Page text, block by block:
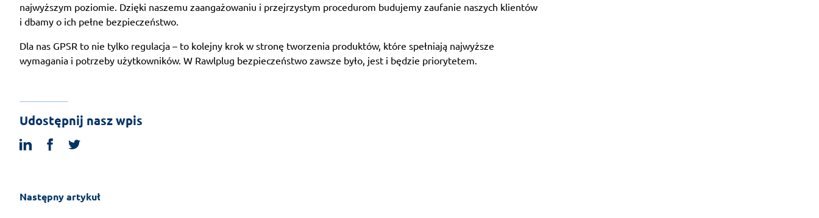
najwyższym poziomie. Dzięki naszemu zaangażowaniu i przejrzystym procedurom budujemy zaufanie naszych klientów
i dbamy o ich pełne bezpieczeństwo.
Dla nas GPSR to nie tylko regulacja – to kolejny krok w stronę tworzenia produktów, które spełniają najwyższe
wymagania i potrzeby użytkowników. W Rawlplug bezpieczeństwo zawsze było, jest i będzie priorytetem.
Udostępnij nasz wpis
linkedinfacebook
Następny artykuł